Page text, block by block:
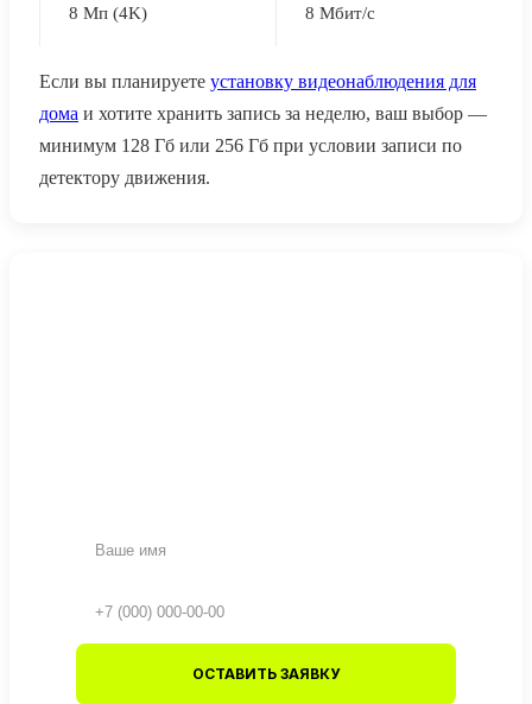
8 Мп (4K) 8 Мбит/с
Если вы планируете установку видеонаблюдения для
дома и хотите хранить запись за неделю, ваш выбор —
минимум 128 Гб или 256 Гб при условии записи по
детектору движения.
ОСТАВИТЬ ЗАЯВКУ